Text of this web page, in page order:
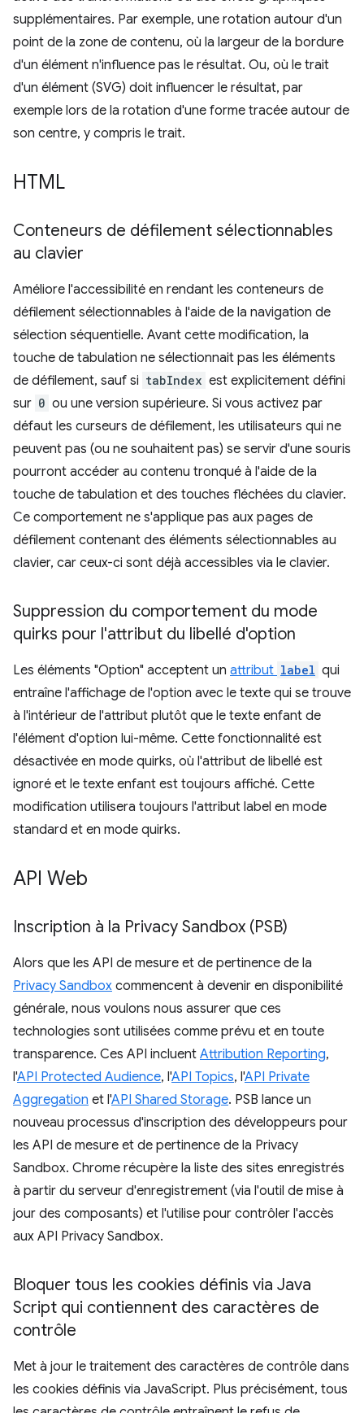
supplémentaires. Par exemple, une rotation autour d'un
point de la zone de contenu, où la largeur de la bordure
d'un élément n'influence pas le résultat. Ou, où le trait
d'un élément (SVG) doit influencer le résultat, par
exemple lors de la rotation d'une forme tracée autour de
son centre, y compris le trait.
HTML
Conteneurs de défilement sélectionnables
au clavier
Améliore l'accessibilité en rendant les conteneurs de
défilement sélectionnables à l'aide de la navigation de
sélection séquentielle. Avant cette modification, la
touche de tabulation ne sélectionnait pas les éléments
de défilement, sauf si tabIndex est explicitement défini
sur 0 ou une version supérieure. Si vous activez par
défaut les curseurs de défilement, les utilisateurs qui ne
peuvent pas (ou ne souhaitent pas) se servir d'une souris
pourront accéder au contenu tronqué à l'aide de la
touche de tabulation et des touches fléchées du clavier.
Ce comportement ne s'applique pas aux pages de
défilement contenant des éléments sélectionnables au
clavier, car ceux-ci sont déjà accessibles via le clavier.
Suppression du comportement du mode
quirks pour l'attribut du libellé d'option
Les éléments "Option" acceptent un attribut label qui
entraîne l'affichage de l'option avec le texte qui se trouve
à l'intérieur de l'attribut plutôt que le texte enfant de
l'élément d'option lui-même. Cette fonctionnalité est
désactivée en mode quirks, où l'attribut de libellé est
ignoré et le texte enfant est toujours affiché. Cette
modification utilisera toujours l'attribut label en mode
standard et en mode quirks.
API Web
Inscription à la Privacy Sandbox (PSB)
Alors que les API de mesure et de pertinence de la
Privacy Sandbox commencent à devenir en disponibilité
générale, nous voulons nous assurer que ces
technologies sont utilisées comme prévu et en toute
transparence. Ces API incluent Attribution Reporting,
l'API Protected Audience, l'API Topics, l'API Private
Aggregation et l'API Shared Storage. PSB lance un
nouveau processus d'inscription des développeurs pour
les API de mesure et de pertinence de la Privacy
Sandbox. Chrome récupère la liste des sites enregistrés
à partir du serveur d'enregistrement (via l'outil de mise à
jour des composants) et l'utilise pour contrôler l'accès
aux API Privacy Sandbox.
Bloquer tous les cookies définis via Java
Script qui contiennent des caractères de
contrôle
Met à jour le traitement des caractères de contrôle dans
les cookies définis via JavaScript. Plus précisément, tous